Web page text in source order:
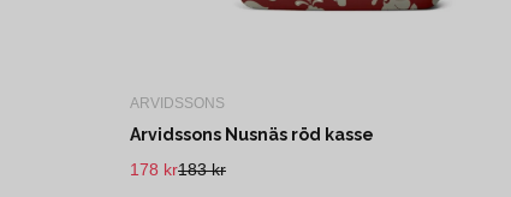
ARVIDSSONS
Arvidssons Nusnäs röd kasse
183 kr
178 kr